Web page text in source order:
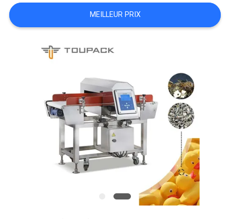
NOUVELLES
UN DEVIS
POLITIQUE
CONFIDENTIALITÉ
MEILLEUR PRIX